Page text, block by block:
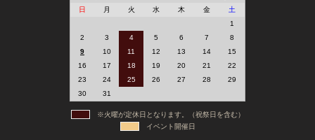
日
月 火 水 木 金
土
1
2
3 4 5 6 7
8
9
10 11 12 13 14
15
16
17 18 19 20 21
22
23
24 25 26 27 28
29
30
31
※火曜が定休日となります。（祝祭日を含む）
イベント開催日